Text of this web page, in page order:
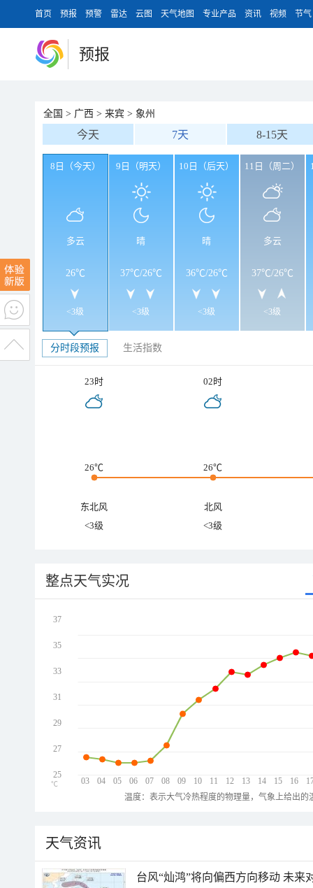
首页 预报 预警 雷达 云图 天气地图 专业产品 资讯 视频 节气
预报
全国 > 广西 > 来宾 > 象州
今天 7天 8-15天
8日（今天）
多云
26℃
<3级
9日（明天）
晴
37℃/26℃
<3级
10日（后天）
晴
36℃/26℃
<3级
11日（周二）
多云
37℃/26℃
<3级
分时段预报 生活指数
23时 02时
26℃ 26℃
东北风
北风
<3级
<3级
整点天气实况
03 04 05 06 07 08 09 10 11 12 13 14 15 16
37
35
33
31
29
27
25
℃
温度：表示大气冷热程度的物理量，气象上给出
天气资讯
台风“灿鸿”将向偏西方向移动 未来